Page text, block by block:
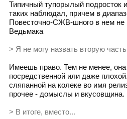
Типичный тупорылый подросток
таких наблюдал, причем в
Повесточно-СЖВ-шного в нем
Ведьмака
> Я не могу назвать вторую
Имеешь право. Тем не менее,
посредственной или даже
сляпанной на колеке во имя
прочее - домыслы и вкусовщина.
> В итоге, вместо...